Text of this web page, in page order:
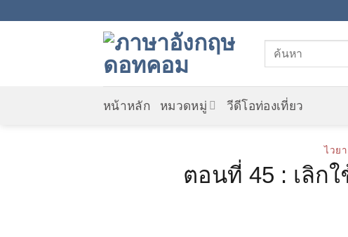
หน้าหลัก หมวดหมู่ วีดีโอท่องเที่ยว
ไวย
ตอนที่ 45 : เลิกใ